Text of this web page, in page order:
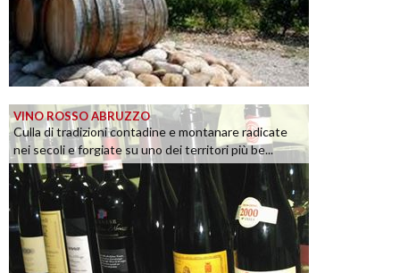
VINO ROSSO ABRUZZO
Culla di tradizioni contadine e montanare radicate
nei secoli e forgiate su uno dei territori più be...